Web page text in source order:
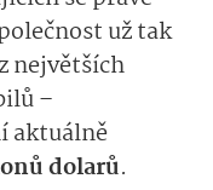
už tak
největších
–
aktuálně
dolarů.